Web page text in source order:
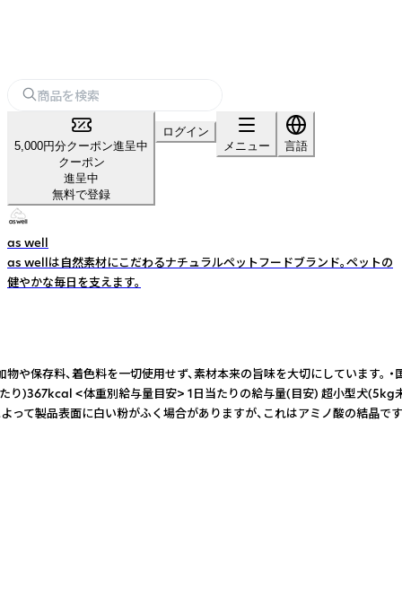
5,000円分クーポン進呈中
クーポン
進呈中
無料で登録
ログイン
メニュー
言語
as well
as wellは自然素材にこだわるナチュラルペットフードブランド。ペットの
健やかな毎日を支えます。
や保存料、着色料を一切使用せず、素材本来の旨味を大切にし
り)367kcal <体重別給与量目安> 1日当たりの給与量(目安) 超小
て製品表面に白い粉がふく場合がありますが、これはアミノ酸の結